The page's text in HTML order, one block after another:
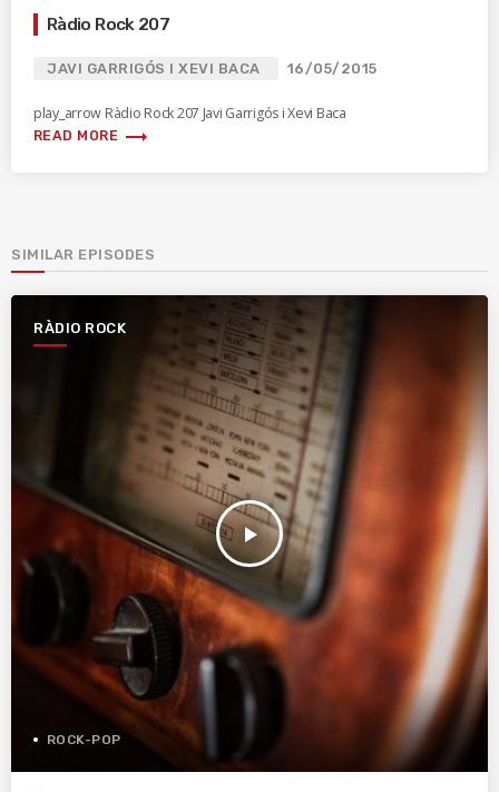
Ràdio Rock 207
JAVI GARRIGÓS I XEVI BACA 16/05/2015
play_arrow Ràdio Rock 207 Javi Garrigós i Xevi Baca
READ MORE trending_flat
SIMILAR EPISODES
RÀDIO ROCK
play_arrow
ROCK-POP